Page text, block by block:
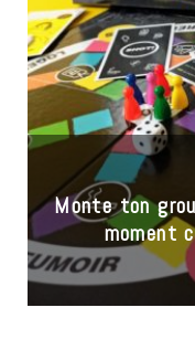
Monte ton
moment